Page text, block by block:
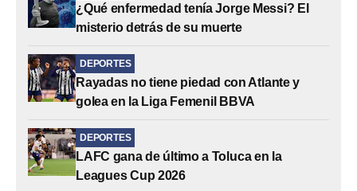
¿Qué enfermedad tenía Jorge Messi? El
misterio detrás de su muerte
DEPORTES
Rayadas no tiene piedad con Atlante y
golea en la Liga Femenil BBVA
DEPORTES
LAFC gana de último a Toluca en la
Leagues Cup 2026